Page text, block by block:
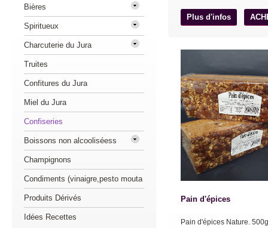
Plus d'infos
Pain d'épices
Pain d'épices Nature.
Bières
Spiritueux
Charcuterie du Jura
Truites
Confitures du Jura
Miel du Jura
Confiseries
Boissons non alcooliséess
Champignons
Condiments (vinaigre,pesto mouta
Produits Dérivés
Idées Recettes